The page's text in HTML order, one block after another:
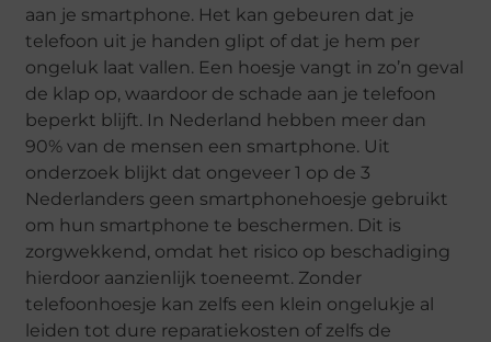
aan je smartphone. Het kan gebeuren dat je
telefoon uit je handen glipt of dat je hem per
ongeluk laat vallen. Een hoesje vangt in zo’n geval
de klap op, waardoor de schade aan je telefoon
beperkt blijft. In Nederland hebben meer dan
90% van de mensen een smartphone. Uit
onderzoek blijkt dat ongeveer 1 op de 3
Nederlanders geen smartphonehoesje gebruikt
om hun smartphone te beschermen. Dit is
zorgwekkend, omdat het risico op beschadiging
hierdoor aanzienlijk toeneemt. Zonder
telefoonhoesje kan zelfs een klein ongelukje al
leiden tot dure reparatiekosten of zelfs de